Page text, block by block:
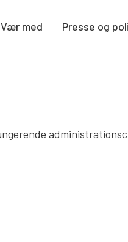
Vær med Presse og